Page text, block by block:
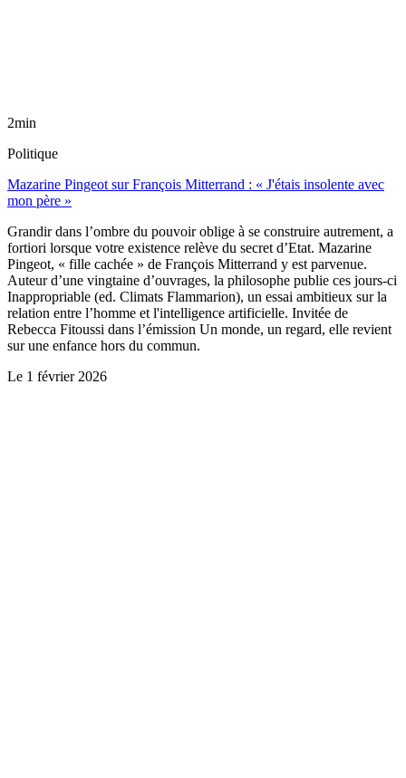
2min
Politique
Mazarine Pingeot sur François Mitterrand : « J'étais insolente avec
mon père »
Grandir dans l’ombre du pouvoir oblige à se construire autrement, a
fortiori lorsque votre existence relève du secret d’Etat. Mazarine
Pingeot, « fille cachée » de François Mitterrand y est parvenue.
Auteur d’une vingtaine d’ouvrages, la philosophe publie ces jours-ci
Inappropriable (ed. Climats Flammarion), un essai ambitieux sur la
relation entre l’homme et l'intelligence artificielle. Invitée de
Rebecca Fitoussi dans l’émission Un monde, un regard, elle revient
sur une enfance hors du commun.
Le 1 février 2026